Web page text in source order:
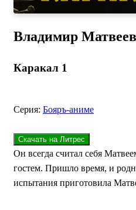
Владимир
Каракал 1
Серия: Бояръ-аниме
Он всегда считал себя
гостем. Пришло время, и
испытания приготовила